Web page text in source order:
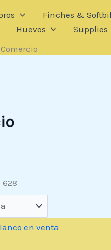
Finches &
Huevos Supplies
Comercio
628